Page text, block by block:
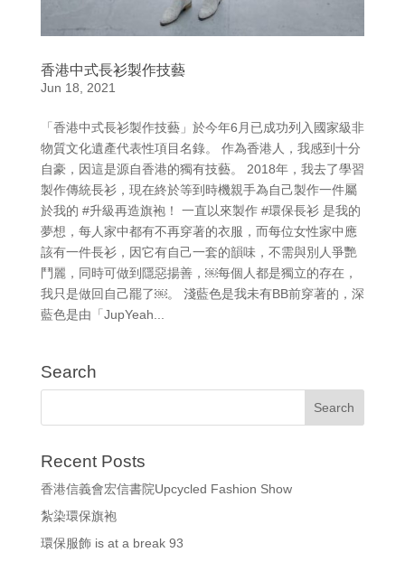
香港中式長衫製作技藝
Jun 18, 2021
「香港中式長衫製作技藝」於今年6月已成功列入國家級非
物質文化遺產代表性項目名錄。 作為香港人，我感到十分
自豪，因這是源自香港的獨有技藝。 2018年，我去了學習
製作傳統長衫，現在終於等到時機親手為自己製作一件屬
於我的 #升級再造旗袍！ 一直以來製作 #環保長衫 是我的
夢想，每人家中都有不再穿著的衣服，而每位女性家中應
該有一件長衫，因它有自己一套的韻味，不需與別人爭艷
鬥麗，同時可做到隱惡揚善，￼每個人都是獨立的存在，
我只是做回自己罷了￼。 淺藍色是我未有BB前穿著的，深
藍色是由「JupYeah...
Search
Recent Posts
香港信義會宏信書院Upcycled Fashion Show
紮染環保旗袍
環保服飾 is at a break 93